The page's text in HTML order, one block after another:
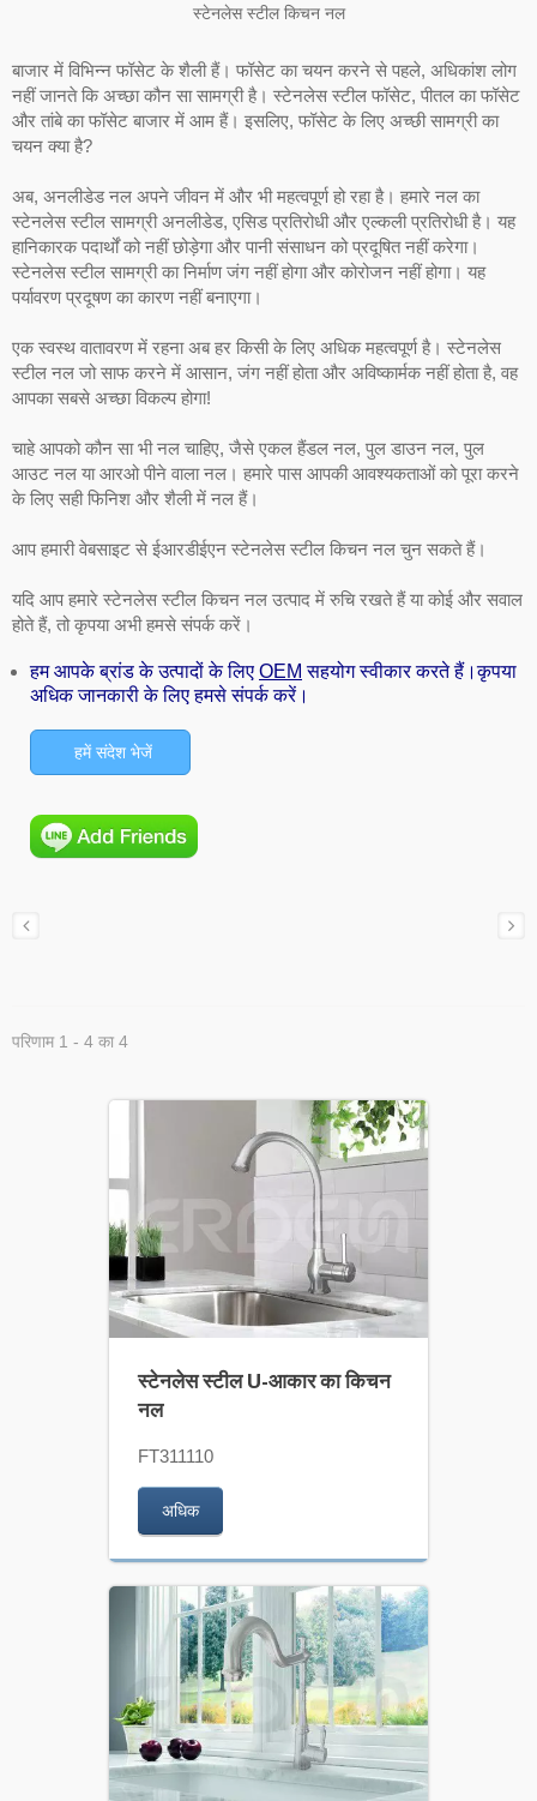
स्टेनलेस स्टील किचन नल
बाजार में विभिन्न फॉसेट के शैली हैं। फॉसेट का चयन करने से पहले, अधिकांश लोग
नहीं जानते कि अच्छा कौन सा सामग्री है। स्टेनलेस स्टील फॉसेट, पीतल का फॉसेट
और तांबे का फॉसेट बाजार में आम हैं। इसलिए, फॉसेट के लिए अच्छी सामग्री का
चयन क्या है?
अब, अनलीडेड नल अपने जीवन में और भी महत्वपूर्ण हो रहा है। हमारे नल का
स्टेनलेस स्टील सामग्री अनलीडेड, एसिड प्रतिरोधी और एल्कली प्रतिरोधी है। यह
हानिकारक पदार्थों को नहीं छोड़ेगा और पानी संसाधन को प्रदूषित नहीं करेगा।
स्टेनलेस स्टील सामग्री का निर्माण जंग नहीं होगा और कोरोजन नहीं होगा। यह
पर्यावरण प्रदूषण का कारण नहीं बनाएगा।
एक स्वस्थ वातावरण में रहना अब हर किसी के लिए अधिक महत्वपूर्ण है। स्टेनलेस
स्टील नल जो साफ करने में आसान, जंग नहीं होता और अविष्कार्मक नहीं होता है, वह
आपका सबसे अच्छा विकल्प होगा!
चाहे आपको कौन सा भी नल चाहिए, जैसे एकल हैंडल नल, पुल डाउन नल, पुल
आउट नल या आरओ पीने वाला नल। हमारे पास आपकी आवश्यकताओं को पूरा करने
के लिए सही फिनिश और शैली में नल हैं।
आप हमारी वेबसाइट से ईआरडीईएन स्टेनलेस स्टील किचन नल चुन सकते हैं।
यदि आप हमारे स्टेनलेस स्टील किचन नल उत्पाद में रुचि रखते हैं या कोई और सवाल
होते हैं, तो कृपया अभी हमसे संपर्क करें।
हम आपके ब्रांड के उत्पादों के लिए OEM सहयोग स्वीकार करते हैं।कृपया
अधिक जानकारी के लिए हमसे संपर्क करें।
हमें संदेश भेजें
परिणाम 1 - 4 का 4
स्टेनलेस स्टील U-आकार का किचन
नल
FT311110
अधिक